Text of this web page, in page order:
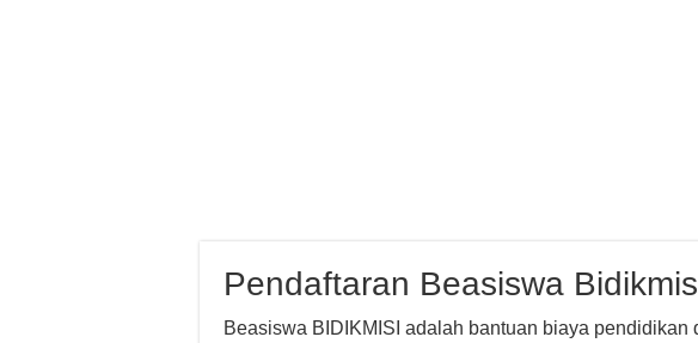
Pendaftaran Beasiswa
Beasiswa BIDIKMISI adalah bantuan biaya pendidikan